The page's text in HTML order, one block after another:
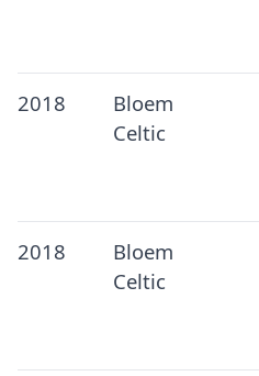
2018
Bloem
Celtic
2018
Bloem
Celtic